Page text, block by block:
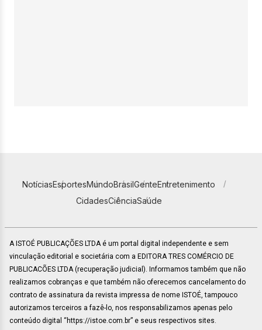
NotíciasEsportesMundoBrasilGenteEntretenimento
CidadesCiênciaSaúde
A ISTOÉ PUBLICAÇÕES LTDA é um portal digital independente e sem
vinculação editorial e societária com a EDITORA TRES COMÉRCIO DE
PUBLICACÕES LTDA (recuperação judicial). Informamos também que não
realizamos cobranças e que também não oferecemos cancelamento do
contrato de assinatura da revista impressa de nome ISTOÉ, tampouco
autorizamos terceiros a fazê-lo, nos responsabilizamos apenas pelo
conteúdo digital “https://istoe.com.br” e seus respectivos sites.